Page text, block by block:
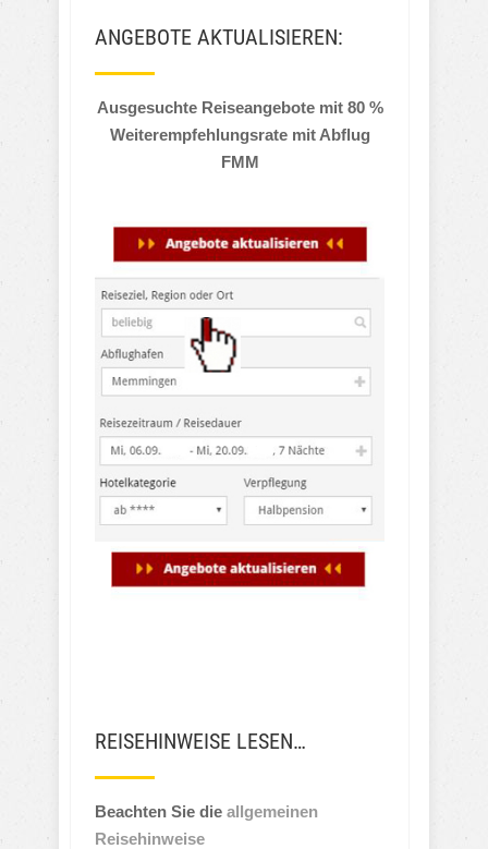
ANGEBOTE AKTUALISIEREN:
Ausgesuchte Reiseangebote mit 80 %
Weiterempfehlungsrate mit Abflug
FMM
REISEHINWEISE LESEN…
Beachten Sie die allgemeinen
Reisehinweise